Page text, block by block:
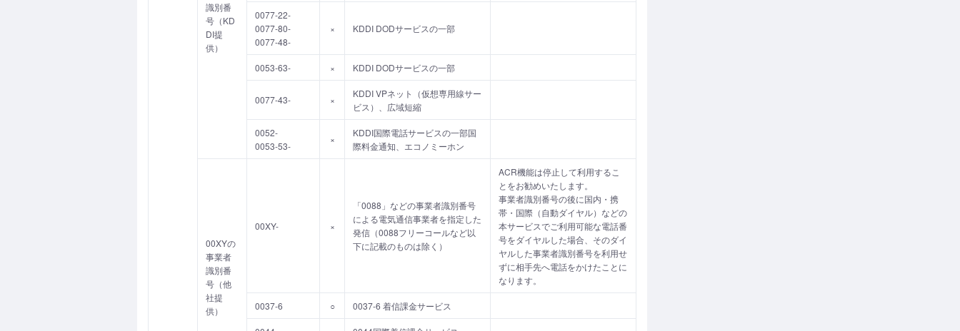
識別番
号（KD
DI提
供）
0077-22-
0077-80-
0077-48-
× KDDI DODサービスの一部
0053-63- × KDDI DODサービスの一部
0077-43- ×
KDDI VPネット（仮想専用線サー
ビス）、広域短縮
0052-
0053-53-
×
KDDI国際電話サービスの一部国
際料金通知、エコノミーホン
00XYの
事業者
識別番
号（他
社提
供）
00XY- ×
「0088」などの事業者識別番号
による電気通信事業者を指定した
発信（0088フリーコールなど以
下に記載のものは除く）
ACR機能は停止して利用するこ
とをお勧めいたします。
事業者識別番号の後に国内・携
帯・国際（自動ダイヤル）などの
本サービスでご利用可能な電話番
号をダイヤルした場合、そのダイ
ヤルした事業者識別番号を利用せ
ずに相手先へ電話をかけたことに
なります。
0037-6 ○ 0037-6 着信課金サービス